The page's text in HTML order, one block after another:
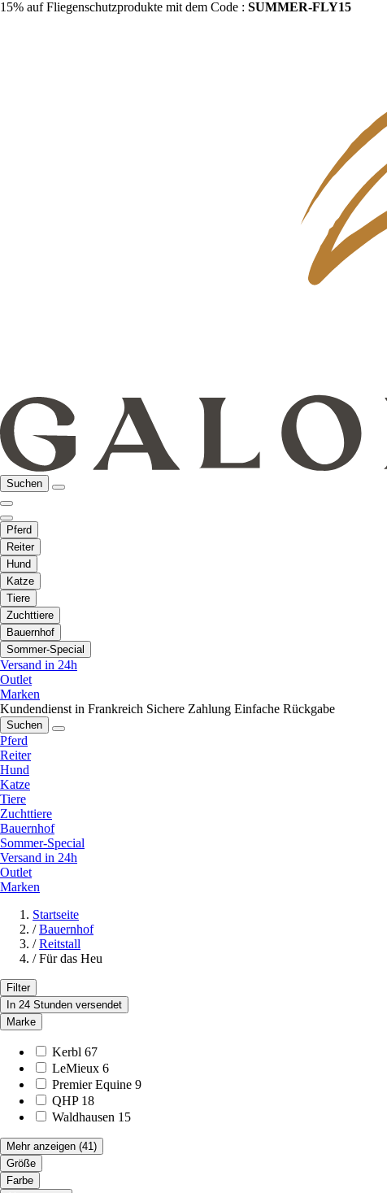
15% auf Fliegenschutzprodukte mit dem Code : SUMMER-FLY15
Suchen
Pferd
Reiter
Hund
Katze
Tiere
Zuchttiere
Bauernhof
Sommer-Special
Versand in 24h
Outlet
Marken
Kundendienst in Frankreich Sichere Zahlung Einfache Rückgabe
Suchen
Pferd
Reiter
Hund
Katze
Tiere
Zuchttiere
Bauernhof
Sommer-Special
Versand in 24h
Outlet
Marken
Startseite
/ Bauernhof
/ Reitstall
/ Für das Heu
Filter
In 24 Stunden versendet
Marke
Kerbl 67
LeMieux 6
Premier Equine 9
QHP 18
Waldhausen 15
Mehr anzeigen (41)
Größe
Farbe